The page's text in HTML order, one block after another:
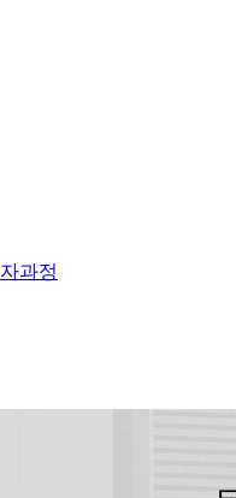
과정